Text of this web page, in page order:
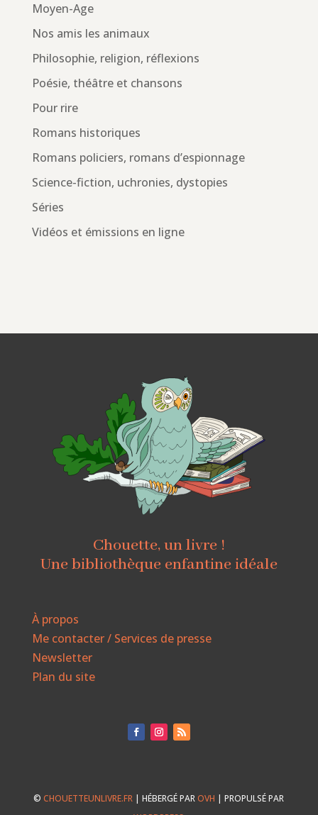
Moyen-Age
Nos amis les animaux
Philosophie, religion, réflexions
Poésie, théâtre et chansons
Pour rire
Romans historiques
Romans policiers, romans d’espionnage
Science-fiction, uchronies, dystopies
Séries
Vidéos et émissions en ligne
Chouette, un livre !
Une bibliothèque enfantine idéale
À propos
Me contacter / Services de presse
Newsletter
Plan du site
©CHOUETTEUNLIVRE.FR | HÉBERGÉ PAROVH | PROPULSÉ PAR